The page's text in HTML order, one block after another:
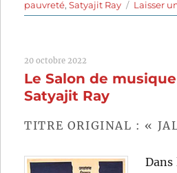
pauvreté,Satyajit Ray Laisser
20 octobre 2022
Le Salon de musique
Satyajit Ray
TITRE ORIGINAL : «
Dans